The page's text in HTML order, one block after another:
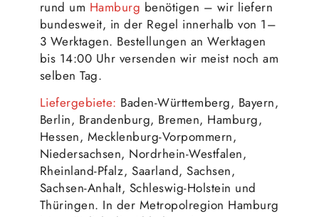
rund um Hamburg benötigen – wir liefern
bundesweit, in der Regel innerhalb von 1–
3 Werktagen. Bestellungen an Werktagen
bis 14:00 Uhr versenden wir meist noch am
selben Tag.
Liefergebiete: Baden-Württemberg, Bayern,
Berlin, Brandenburg, Bremen, Hamburg,
Hessen, Mecklenburg-Vorpommern,
Niedersachsen, Nordrhein-Westfalen,
Rheinland-Pfalz, Saarland, Sachsen,
Sachsen-Anhalt, Schleswig-Holstein und
Thüringen. In der Metropolregion Hamburg